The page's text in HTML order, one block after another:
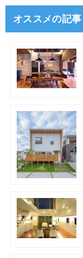
オススメの記事